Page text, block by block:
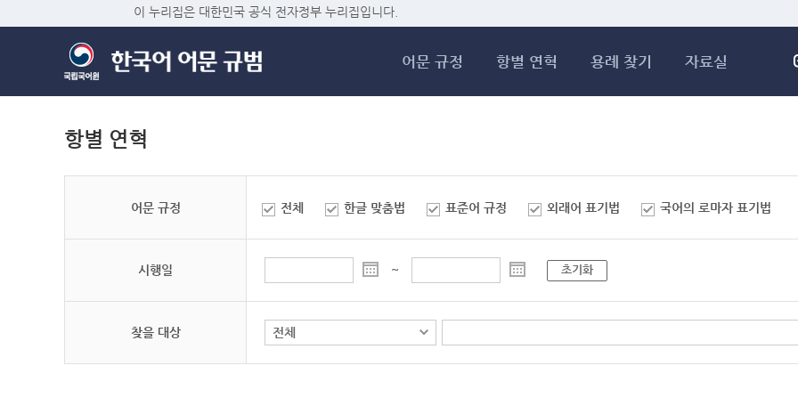
이 누리집은 대한민국 공식 전자정부 누리집입니다.
어문 규정 항별 연혁 용례 찾기 자료실
항별 연혁
어문 규정 전체 한글 맞춤법 표준어 규정 외래어 표기법 국어의 로마자 표기법
시행일 ~ 초기화
찾을 대상